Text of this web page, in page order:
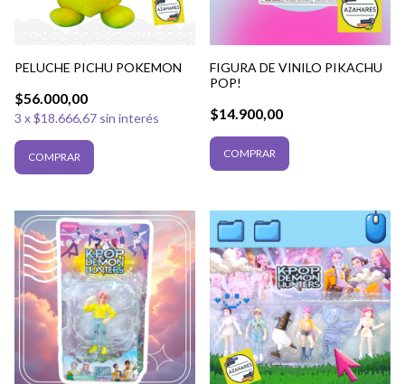
PELUCHE PICHU POKEMON
$56.000,00
3 x$18.666,67 sin interés
FIGURA DE VINILO PIKACHU
POP!
$14.900,00